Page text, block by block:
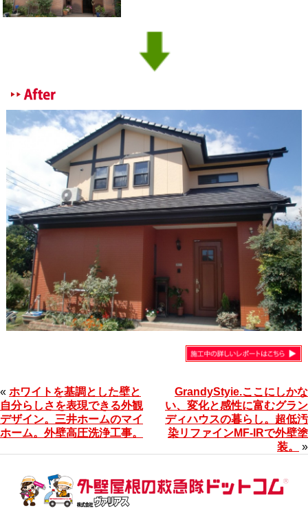
« ホワイトを基調とした壁と
自分らしさを表現できる外観
デザイン。三井ホームのマイ
ホーム。外壁高圧洗浄工事。
GrandyStyie.ここにしかな
い、変化と感性に富むグラン
ディハウスの暮らし。超低汚
染リファインMF-IRで外壁塗
装。
»